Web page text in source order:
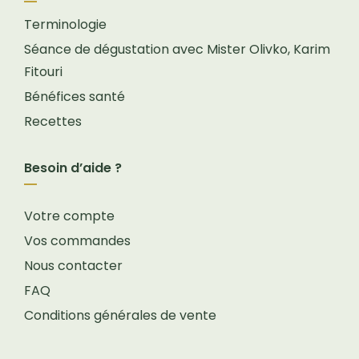
Terminologie
Séance de dégustation avec Mister Olivko, Karim
Fitouri
Bénéfices santé
Recettes
Besoin d’aide ?
Votre compte
Vos commandes
Nous contacter
FAQ
Conditions générales de vente